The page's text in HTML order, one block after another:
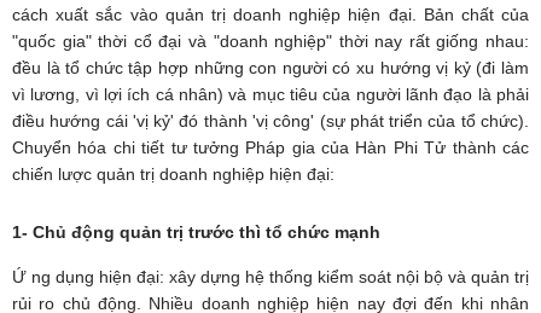
cách xuất sắc vào quản trị doanh nghiệp hiện đại. Bản chất của
"quốc gia" thời cổ đại và "doanh nghiệp" thời nay rất giống nhau:
đều là tổ chức tập hợp những con người có xu hướng vị kỷ (đi làm
vì lương, vì lợi ích cá nhân) và mục tiêu của người lãnh đạo là phải
điều hướng cái 'vị kỷ' đó thành 'vị công' (sự phát triển của tổ chức).
Chuyển hóa chi tiết tư tưởng Pháp gia của Hàn Phi Tử thành các
chiến lược quản trị doanh nghiệp hiện đại:
1- Chủ động quản trị trước thì tổ chức mạnh
Ứ ng dụng hiện đại: xây dựng hệ thống kiểm soát nội bộ và quản trị
rủi ro chủ động. Nhiều doanh nghiệp hiện nay đợi đến khi nhân